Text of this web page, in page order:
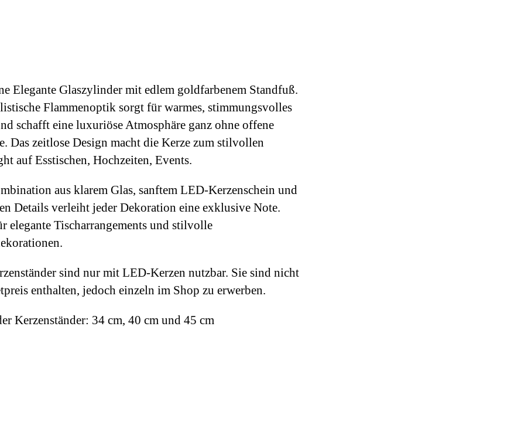
Elegante Glaszylinder mit edlem goldfarbenem Standfuß.
Flammenoptik sorgt für warmes, stimmungsvolles
schafft eine luxuriöse Atmosphäre ganz ohne offene
Das zeitlose Design macht die Kerze zum stilvollen
auf Esstischen, Hochzeiten, Events.
aus klarem Glas, sanftem LED-Kerzenschein und
Details verleiht jeder Dekoration eine exklusive Note.
elegante Tischarrangements und stilvolle
sind nur mit LED-Kerzen nutzbar. Sie sind nicht
enthalten, jedoch einzeln im Shop zu erwerben.
Kerzenständer: 34 cm, 40 cm und 45 cm